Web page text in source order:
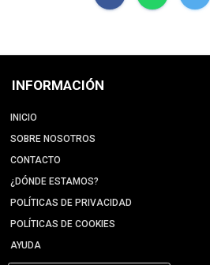
INFORMACIÓN
INICIO
SOBRE NOSOTROS
CONTACTO
¿DÓNDE ESTAMOS?
POLÍTICAS DE PRIVACIDAD
POLÍTICAS DE COOKIES
AYUDA